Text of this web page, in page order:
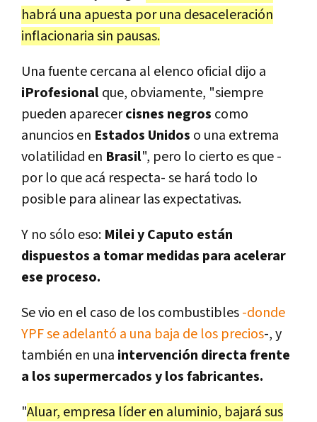
habrá una apuesta por una desaceleración
inflacionaria sin pausas.
Una fuente cercana al elenco oficial dijo a
iProfesionalque, obviamente, "siempre
pueden aparecercisnes negros como
anuncios en Estados Unidos o una extrema
volatilidad en Brasil", pero lo cierto es que -
por lo que acá respecta- se hará todo lo
posible para alinear las expectativas.
Y no sólo eso: Milei y Caputo están
dispuestos a tomar medidas para acelerar
ese proceso.
Se vio en el caso de los combustibles-donde
YPF se adelantó a una baja de los precios-, y
también en una intervención directa frente
a los supermercados y los fabricantes.
"Aluar, empresa líder en aluminio, bajará sus